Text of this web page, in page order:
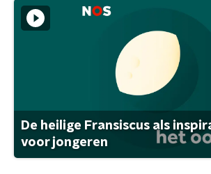
De heilige Fransiscus als
voor jongeren